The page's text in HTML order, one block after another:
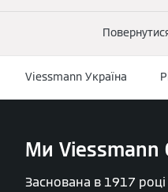
Viessmann Україна
Ми Viessmann
Заснована в 1917